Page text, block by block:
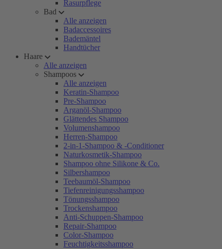
Rasurpflege
Bad
Alle anzeigen
Badaccessoires
Bademäntel
Handtücher
Haare
Alle anzeigen
Shampoos
Alle anzeigen
Keratin-Shampoo
Pre-Shampoo
Arganöl-Shampoo
Glättendes Shampoo
Volumenshampoo
Herren-Shampoo
2-in-1-Shampoo & -Conditioner
Naturkosmetik-Shampoo
Shampoo ohne Silikone & Co.
Silbershampoo
Teebaumöl-Shampoo
Tiefenreinigungsshampoo
Tönungsshampoo
Trockenshampoo
Anti-Schuppen-Shampoo
Repair-Shampoo
Color-Shampoo
Feuchtigkeitsshampoo